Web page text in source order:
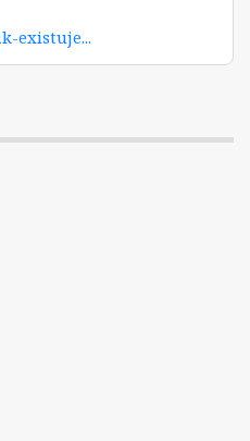
existuje...